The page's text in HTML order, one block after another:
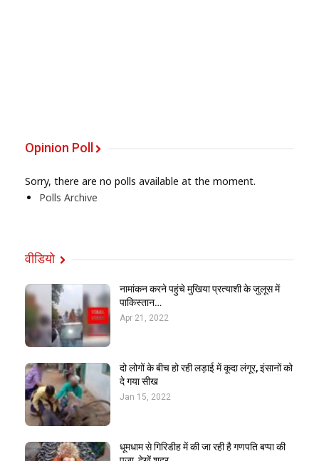
Opinion Poll
Sorry, there are no polls available at the moment.
Polls Archive
वीडियो
नामांकन करने पहुंचे मुखिया प्रत्याशी के जुलूस में
पाकिस्तान…
Apr 21, 2022
दो लोगों के बीच हो रही लड़ाई में कूदा लंगूर, इंसानों को
दे गया सीख
Jan 15, 2022
धूमधाम से गिरिडीह में की जा रही है गणपति बप्पा की